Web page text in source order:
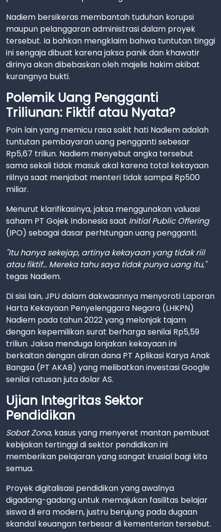
Nadiem bersikeras membantah tuduhan korupsi
maupun pelanggaran administrasi dalam proyek
tersebut. Ia bahkan mengklaim bahwa tuntutan tinggi
ini sengaja dibuat karena jaksa panik dan khawatir
dirinya akan dibebaskan oleh majelis hakim akibat
kurangnya bukti.
Polemik Uang Pengganti
Triliunan: Fiktif atau Nyata?
Poin lain yang memicu rasa sakit hati Nadiem adalah
tuntutan pembayaran uang pengganti sebesar
Rp5,67 triliun. Nadiem menyebut angka tersebut
sama sekali tidak masuk akal karena total kekayaan
riilnya saat menjabat menteri tidak sampai Rp500
miliar.
Menurut klarifikasinya, jaksa menggunakan valuasi
saham PT Gojek Indonesia saat Initial Public Offering
(IPO) sebagai dasar perhitungan uang pengganti.
"Itu hanya sekejap, artinya kekayaan yang tidak riil
atau fiktif... Mereka tahu saya tidak punya uang itu,"
tegas Nadiem.
Di sisi lain, JPU dalam dakwaannya menyoroti Laporan
Harta Kekayaan Penyelenggara Negara (LHKPN)
Nadiem pada tahun 2022 yang melonjak tajam
dengan kepemilikan surat berharga senilai Rp5,59
triliun. Jaksa menduga lonjakan kekayaan ini
berkaitan dengan aliran dana PT Aplikasi Karya Anak
Bangsa (PT AKAB) yang melibatkan investasi Google
senilai ratusan juta dolar AS.
Ujian Integritas Sektor
Pendidikan
Sobat Zona, kasus yang menyeret mantan pembuat
kebijakan tertinggi di sektor pendidikan ini
memberikan pelajaran yang sangat krusial bagi kita
semua.
Proyek digitalisasi pendidikan yang awalnya
digadang-gadang untuk memajukan fasilitas belajar
siswa di era modern, justru berujung pada dugaan
skandal keuangan terbesar di kementerian tersebut.